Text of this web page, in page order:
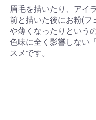
眉毛を描いたり、アイ
前と描いた後にお粉(フ
や薄くなったりという
色味に全く影響しない
スメです。